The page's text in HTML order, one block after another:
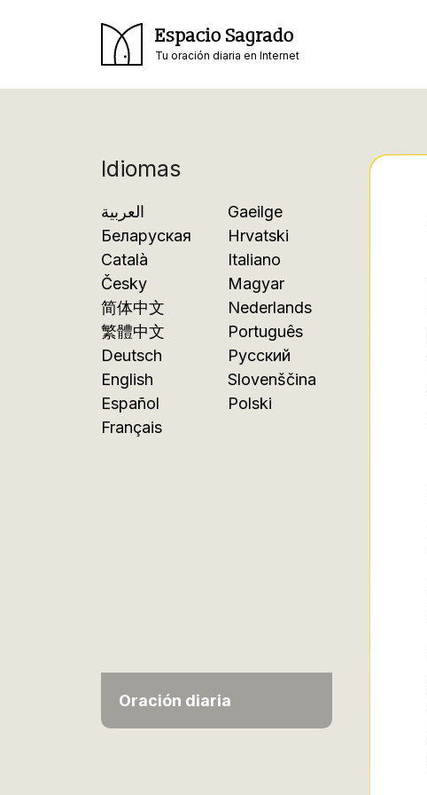
Espacio Sagrado
Tu oración diaria en Internet
Idiomas
العربية
Беларуская
Català
Česky
简体中文
繁體中文
Deutsch
English
Español
Français
Gaeilge
Hrvatski
Italiano
Magyar
Nederlands
Português
Русский
Slovenščina
Polski
Oración diaria